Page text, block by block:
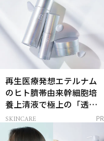
再生医療発想エテルナム
のヒト臍帯由来幹細胞培
養上清液で極上の「透明
感ハリ肌」へ
SKINCARE PR